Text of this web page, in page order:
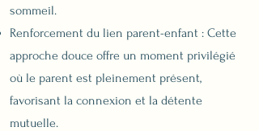
sommeil.
Renforcement du lien parent-enfant : Cette
approche douce offre un moment privilégié
où le parent est pleinement présent,
favorisant la connexion et la détente
mutuelle.